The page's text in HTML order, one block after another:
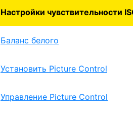
Настройки чувствительности
Баланс белого
Установить Picture Control
Управление Picture Control